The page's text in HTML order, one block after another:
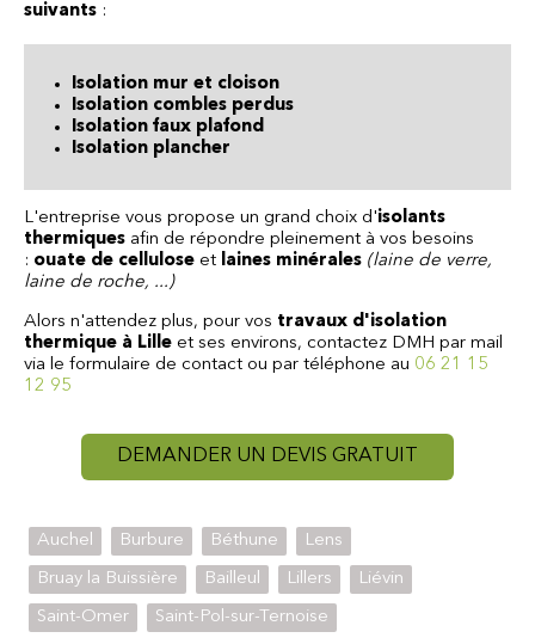
suivants :
Isolation mur et cloison
Isolation combles perdus
Isolation faux plafond
Isolation plancher
L'entreprise vous propose un grand choix d'isolants
thermiques afin de répondre pleinement à vos besoins
: ouate de cellulose et laines minérales (laine de verre,
laine de roche, ...)
Alors n'attendez plus, pour vos travaux d'isolation
thermique à Lille et ses environs, contactez DMH par mail
via le formulaire de contact ou par téléphone au 06 21 15
12 95
DEMANDER UN DEVIS GRATUIT
Auchel Burbure Béthune Lens
Bruay la Buissière Bailleul Lillers Liévin
Saint-Omer Saint-Pol-sur-Ternoise